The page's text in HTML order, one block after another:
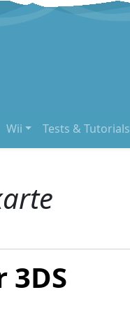
Wii Tests & Tutorials
3DS